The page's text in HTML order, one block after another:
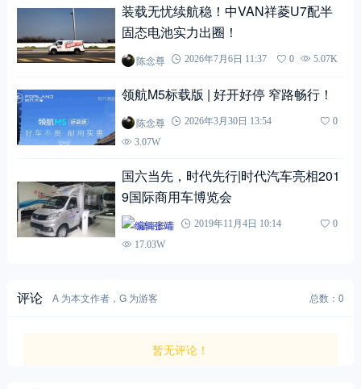
装载无忧续航稳！中VAN祥菱U7配半
固态电池实力出圈！
陈念尊 2026年7月6日 11:37 0 5.07K
领航M5标载版 | 好开好停 窄路畅行！
陈念尊 2026年3月30日 13:54
0
3.07W
国六当先，时代先行|时代汽车亮相201
9国际商用车博览会
编辑张靖 2019年11月4日 10:14
0
17.03W
评论 A 为本文作者，G 为游客 总数：0
暂无评论！